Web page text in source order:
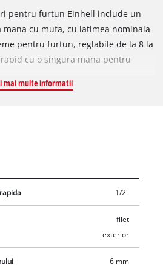
pentru furtun Einhell include un
cu mufa, cu latimea nominala
pentru furtun, reglabile de la 8 la
cu o singura mana pentru
sunt concepute pentru utilizare
de aer comprimat.
mai multe informatii
1/2"
filet
exterior
6 mm